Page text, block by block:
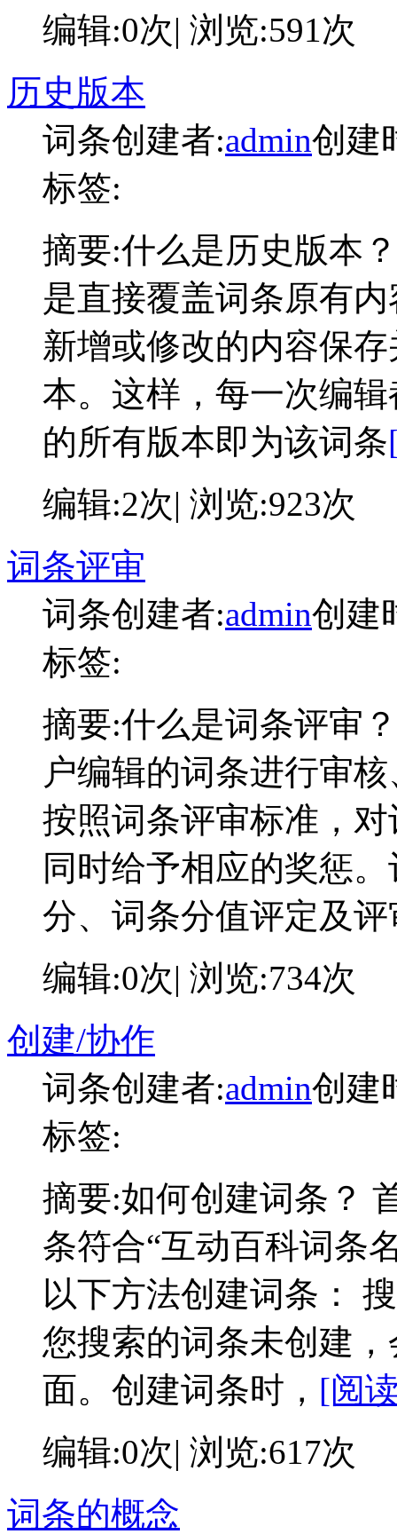
编辑:0次| 浏览:591次
历史版本
词条创建者:admin创建
标签:
摘要:什么是历史版本
是直接覆盖词条原有
新增或修改的内容保
本。这样，每一次编
的所有版本即为该词条
编辑:2次| 浏览:923次
词条评审
词条创建者:admin创建
标签:
摘要:什么是词条评审
户编辑的词条进行审
按照词条评审标准，
同时给予相应的奖惩
分、词条分值评定及评
编辑:0次| 浏览:734次
创建/协作
词条创建者:admin创建
标签:
摘要:如何创建词条？
条符合“互动百科词条
以下方法创建词条：
您搜索的词条未创建
面。创建词条时， [阅
编辑:0次| 浏览:617次
词条的概念